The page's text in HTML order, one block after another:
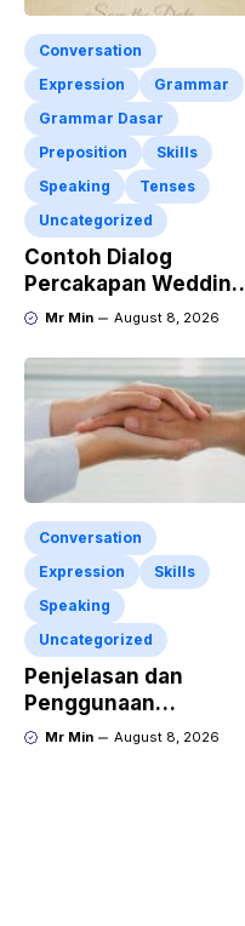
Conversation
Expression
Grammar
Grammar Dasar
Preposition
Skills
Speaking
Tenses
Uncategorized
Contoh Dialog
Percakapan Wedding
Invitation dalam
Penjelasan
Terlengkap
Mr Min August 8, 2026
Conversation
Expression
Skills
Speaking
Uncategorized
Penjelasan dan
Penggunaan
“Expressing
Mr Min August 8, 2026